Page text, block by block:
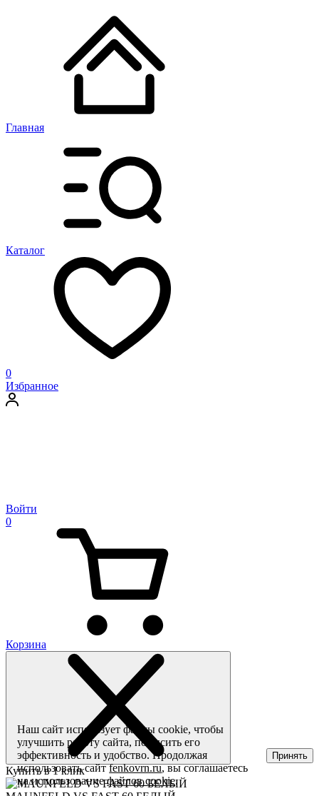
Главная
Каталог
0
Избранное
Войти
0
Корзина
Купить в 1 клик
Наш сайт использует файлы cookie, чтобы
улучшить работу сайта, повысить его
эффективность и удобство. Продолжая
использовать сайтfenkovrn.ru, вы соглашаетесь
на использованиефайлов cookie.
Принять